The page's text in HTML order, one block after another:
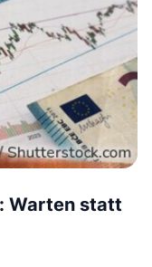
Warten statt